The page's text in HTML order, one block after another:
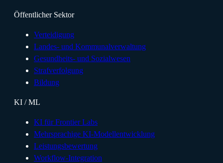
Öffentlicher Sektor
Verteidigung
Landes- und Kommunalverwaltung
Gesundheits- und Sozialwesen
Strafverfolgung
Bildung
KI / ML
KI für Frontier Labs
Mehrsprachige KI-Modellentwicklung
Leistungsbewertung
Workflow-Integration